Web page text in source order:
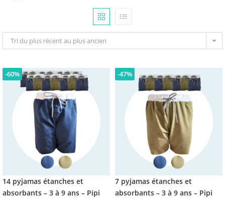
Tri du plus récent au plus ancien
-60%
14 pyjamas étanches et
absorbants – 3 à 9 ans – Pipi
-47%
7 pyjamas étanches et
absorbants – 3 à 9 ans – Pipi